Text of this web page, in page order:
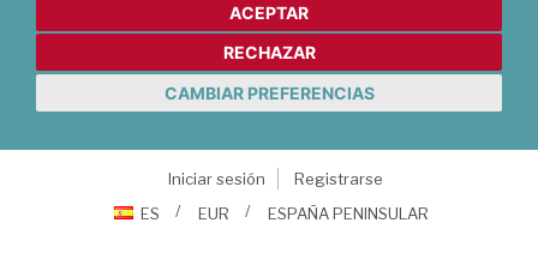
ACEPTAR
RECHAZAR
CAMBIAR PREFERENCIAS
Iniciar sesión
Registrarse
ES
EUR ESPAÑA PENINSULAR